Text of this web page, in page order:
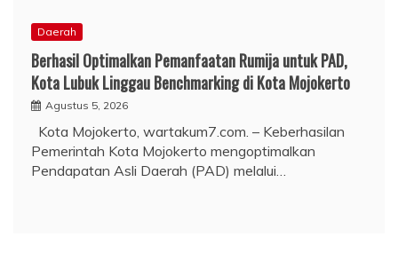
Daerah
Berhasil Optimalkan Pemanfaatan Rumija untuk PAD,
Kota Lubuk Linggau Benchmarking di Kota Mojokerto
Agustus 5, 2026
Kota Mojokerto, wartakum7.com. – Keberhasilan
Pemerintah Kota Mojokerto mengoptimalkan
Pendapatan Asli Daerah (PAD) melalui…